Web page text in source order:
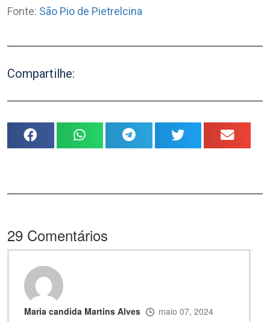
Fonte: São Pio de Pietrelcina
Compartilhe:
29 Comentários
Maria candida Martins Alves maio 07, 2024